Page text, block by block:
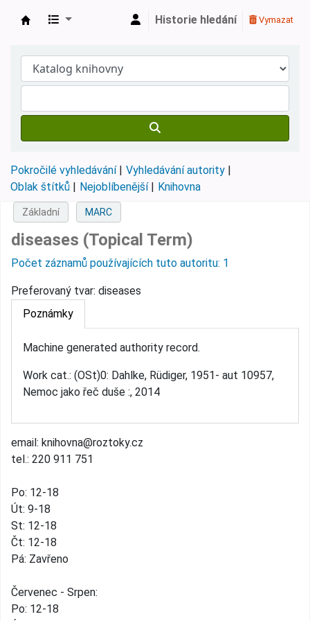
Historie hledání Vymazat
Pokročilé vyhledávání
Vyhledávání autority
Oblak štítků
Nejoblíbenější Knihovna
email: knihovna@roztoky.cz
tel.: 220 911 751
Po: 12-18
Út: 9-18
St: 12-18
Čt: 12-18
Pá: Zavřeno
Červenec - Srpen:
Po: 12-18
Základní MARC
diseases (Topical Term)
Počet záznamů používajících tuto autoritu: 1
Preferovaný tvar: diseases
Poznámky
Machine generated authority record.
Work cat.: (OSt)0: Dahlke, Rüdiger, 1951- aut 10957,
Nemoc jako řeč duše :, 2014